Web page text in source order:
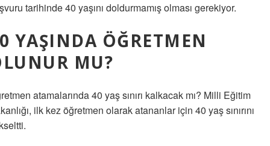
tarihinde 40 yaşını doldurmamış olması gerekiyor.
YAŞINDA ÖĞRETMEN
MU?
atamalarında 40 yaş sınırı kalkacak mı? Milli Eğitim
ilk kez öğretmen olarak atananlar için 40 yaş sınırını